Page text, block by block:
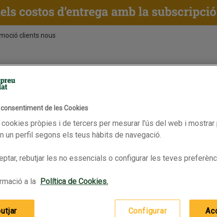
clients nous
fins 15/06/2026
lletLINDT EXCELLENCE Xocolata negra suau amb sèsam
LINDT EXCELLENCE Xocolata
de les Cookies
pròpies i de tercers per mesurar l’ús del web i
un perfil segons els teus hàbits de navegació.
rebutjar les no essencials o configurar les teves
a la Política de Cookies.
Configurar